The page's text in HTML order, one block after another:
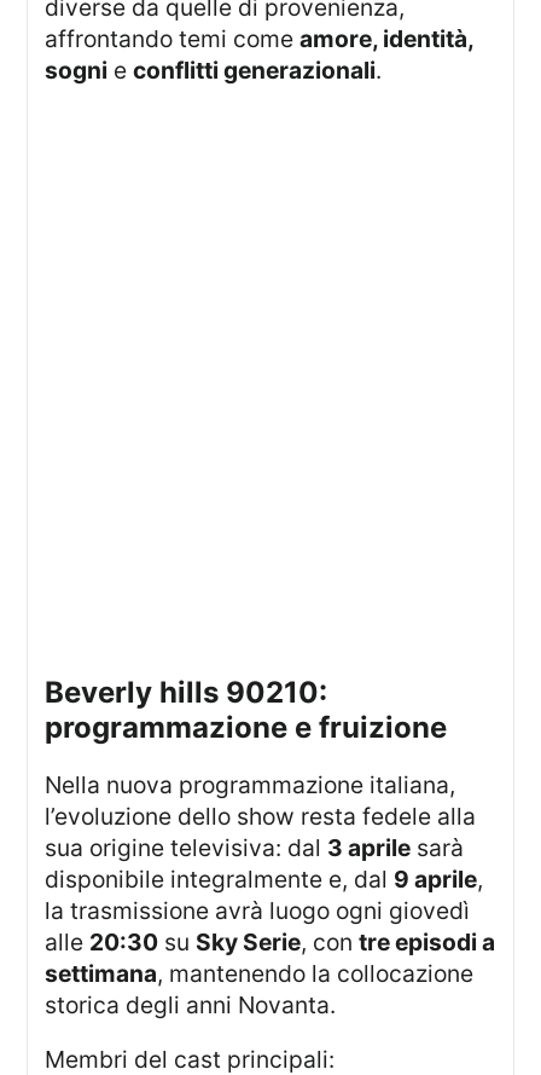
diverse da quelle di provenienza,
affrontando temi comeamore, identità,
sogni econflitti generazionali.
beverly hills 90210:
programmazione e fruizione
nella nuova programmazione italiana,
l’evoluzione dello show resta fedele alla
sua origine televisiva: dal 3 aprile sarà
disponibile integralmente e, dal 9 aprile,
la trasmissione avrà luogo ogni giovedì
alle 20:30 su Sky Serie, contre episodi a
settimana, mantenendo la collocazione
storica degli anni Novanta.
membri del cast principali: